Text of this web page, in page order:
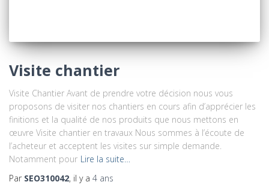
Visite chantier
Visite Chantier Avant de prendre votre décision nous vous
proposons de visiter nos chantiers en cours afin d’apprécier les
finitions et la qualité de nos produits que nous mettons en
œuvre Visite chantier en travaux Nous sommes à l’écoute de
l’acheteur et acceptent les visites sur simple demande.
Notamment pour Lire la suite…
Par SEO310042, il y a 4 ans